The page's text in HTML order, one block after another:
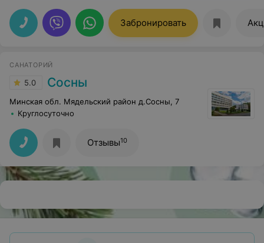
Забронировать
САНАТОРИЙ
5.0 Сосны
Минская обл. Мядельский район д.Сосны, 7
Круглосуточно
Отзывы10